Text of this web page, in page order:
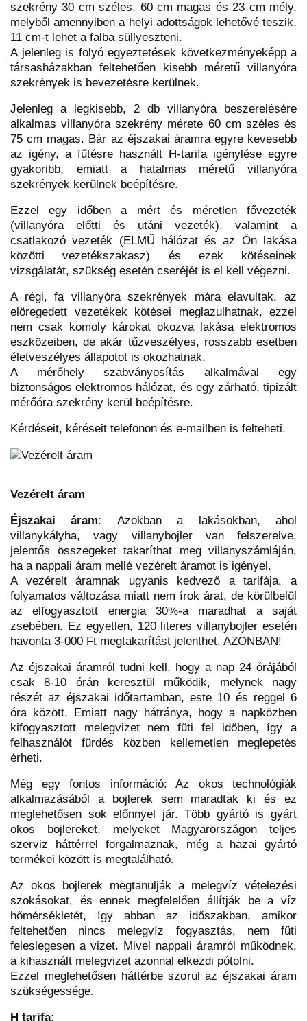
szekrény 30 cm széles, 60 cm magas és 23 cm mély,
melyből amennyiben a helyi adottságok lehetővé teszik,
11 cm-t lehet a falba süllyeszteni.
A jelenleg is folyó egyeztetések következményeképp a
társasházakban feltehetően kisebb méretű villanyóra
szekrények is bevezetésre kerülnek.
Jelenleg a legkisebb, 2 db villanyóra beszerelésére
alkalmas villanyóra szekrény mérete 60 cm széles és
75 cm magas. Bár az éjszakai áramra egyre kevesebb
az igény, a fűtésre használt H-tarifa igénylése egyre
gyakoribb, emiatt a hatalmas méretű villanyóra
szekrények kerülnek beépítésre.
Ezzel egy időben a mért és méretlen fővezeték
(villanyóra előtti és utáni vezeték), valamint a
csatlakozó vezeték (ELMŰ hálózat és az Ön lakása
közötti vezetékszakasz) és ezek kötéseinek
vizsgálatát, szükség esetén cseréjét is el kell végezni.
A régi, fa villanyóra szekrények mára elavultak, az
elöregedett vezetékek kötései meglazulhatnak, ezzel
nem csak komoly károkat okozva lakása elektromos
eszközeiben, de akár tűzveszélyes, rosszabb esetben
életveszélyes állapotot is okozhatnak.
A mérőhely szabványosítás alkalmával egy
biztonságos elektromos hálózat, és egy zárható, tipizált
mérőóra szekrény kerül beépítésre.
Kérdéseit, kéréseit telefonon és e-mailben is felteheti.
Vezérelt áram
Éjszakai áram: Azokban a lakásokban, ahol
villanykályha, vagy villanybojler van felszerelve,
jelentős összegeket takaríthat meg villanyszámláján,
ha a nappali áram mellé vezérelt áramot is igényel.
A vezérelt áramnak ugyanis kedvező a tarifája, a
folyamatos változása miatt nem írok árat, de körülbelül
az elfogyasztott energia 30%-a maradhat a saját
zsebében. Ez egyetlen, 120 literes villanybojler esetén
havonta 3-000 Ft megtakarítást jelenthet, AZONBAN!
Az éjszakai áramról tudni kell, hogy a nap 24 órájából
csak 8-10 órán keresztül működik, melynek nagy
részét az éjszakai időtartamban, este 10 és reggel 6
óra között. Emiatt nagy hátránya, hogy a napközben
kifogyasztott melegvizet nem fűti fel időben, így a
felhasználót fürdés közben kellemetlen meglepetés
érheti.
Még egy fontos információ: Az okos technológiák
alkalmazásából a bojlerek sem maradtak ki és ez
meglehetősen sok előnnyel jár. Több gyártó is gyárt
okos bojlereket, melyeket Magyarországon teljes
szerviz háttérrel forgalmaznak, még a hazai gyártó
termékei között is megtalálható.
Az okos bojlerek megtanulják a melegvíz vételezési
szokásokat, és ennek megfelelően állítják be a víz
hőmérsékletét, így abban az időszakban, amikor
feltehetően nincs melegvíz fogyasztás, nem fűti
feleslegesen a vizet. Mivel nappali áramról működnek,
a kihasznált melegvizet azonnal elkezdi pótolni.
Ezzel meglehetősen háttérbe szorul az éjszakai áram
szükségessége.
H tarifa: